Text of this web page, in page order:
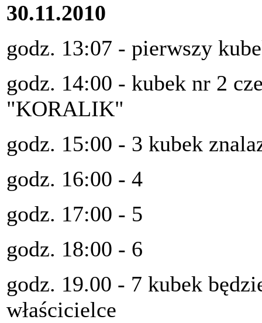
30.11.2010
godz. 13:07 - pierwszy
godz. 14:00 - kubek nr 2
"KORALIK"
godz. 15:00 - 3 kubek
godz. 16:00 - 4
godz. 17:00 - 5
godz. 18:00 - 6
godz. 19.00 - 7 kubek
właścicielce